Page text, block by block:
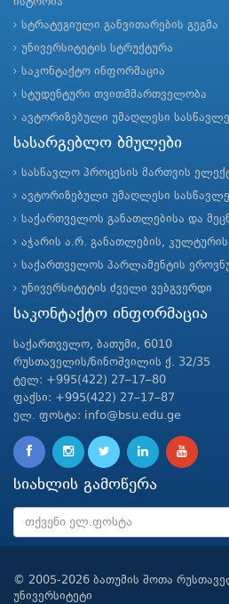
ისტორია
სტრატეგიული განვითარების გეგმა
უნივერსიტეტის სტრუქტურა
საკონტაქტო ინფორმაცია
სტუდენტური თვითმმართველობა
ავტორიზებული უმაღლესი
სასარგებლო ბმულები
სასწავლო პროცესის მართვის
ავტორიზებული უმაღლესი
საქართველოს განათლებისა და
აჭარის ა.რ. განათლების,
საქართველოს პარლამენტის
უნივერსიტეტის ძველი ვებგვერდი
საკონტაქტო ინფორმაცია
საქართველო, ბათუმი, 6010
რუსთაველის/ნინოშვილის ქ. 32/35
ტელ: +995(422) 27–17–80
ფაქსი: +995(422) 27–17–87
ელ. ფოსტა: info@bsu.edu.ge
სიახლის გამოწერა
© 2005-2026 ბათუმის შოთა
უნივერსიტეტი